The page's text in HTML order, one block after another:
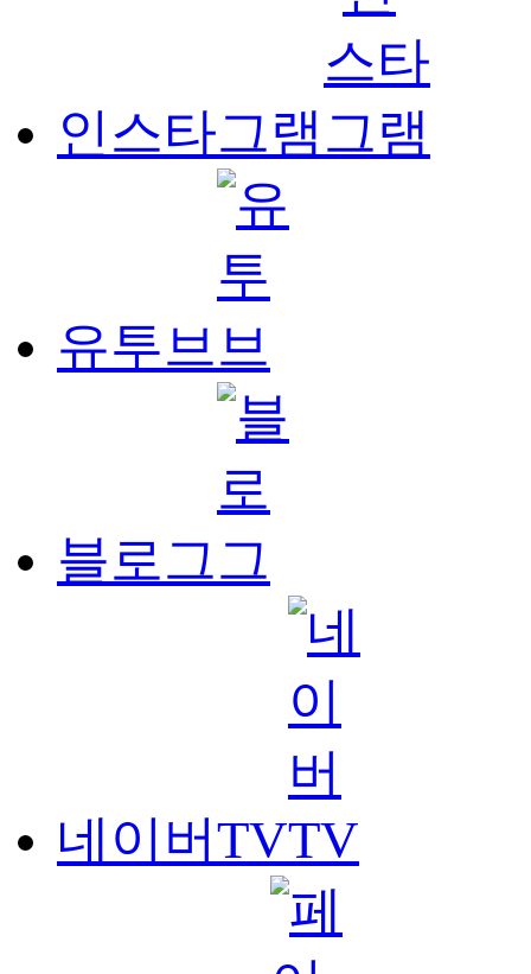
인스타그램
유투브
블로그
네이버TV